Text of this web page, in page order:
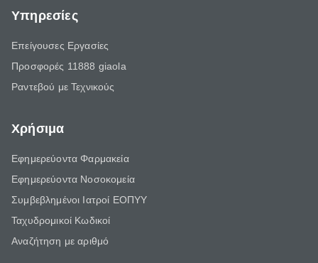
Υπηρεσίες
Επείγουσες Εργασίες
Προσφορές 11888 giaola
Ραντεβού με Τεχνικούς
Χρήσιμα
Εφημερεύοντα Φαρμακεία
Εφημερεύοντα Νοσοκομεία
Συμβεβλημένοι Ιατροί ΕΟΠΥΥ
Ταχυδρομικοί Κωδικοί
Αναζήτηση με αριθμό